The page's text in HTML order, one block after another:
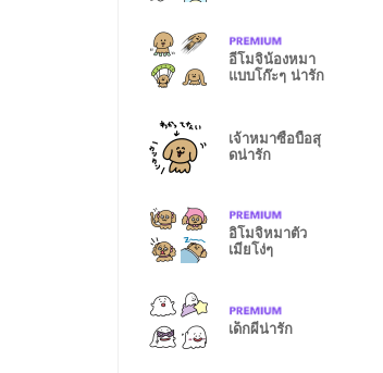
อีโมจิน้องหมา
แบบโก๊ะๆ น่ารัก
เจ้าหมาซื่อบื้อสุ
ดน่ารัก
อิโมจิหมาตัว
เมียโง่ๆ
เด็กผีน่ารัก